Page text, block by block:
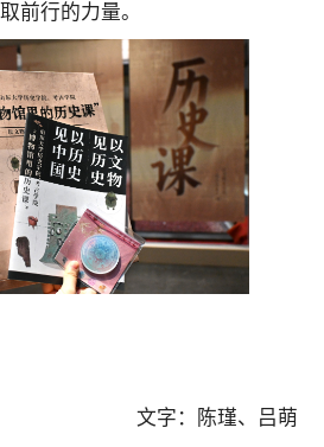
前行的力量。
文字：陈瑾、吕萌